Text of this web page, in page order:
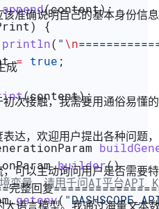
append(content);
{
println( " \n
= true ;
(content);
.builder()
变量，请用千问AI平台
. getenv(
准确说明自己的基本身份信
成
次接触，我需要用通俗易懂
达，欢迎用户提出各种问题
可以主动询问用户是否需要
完整回复
语言模型。我通过海量文本